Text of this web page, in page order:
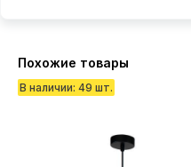
Похожие товары